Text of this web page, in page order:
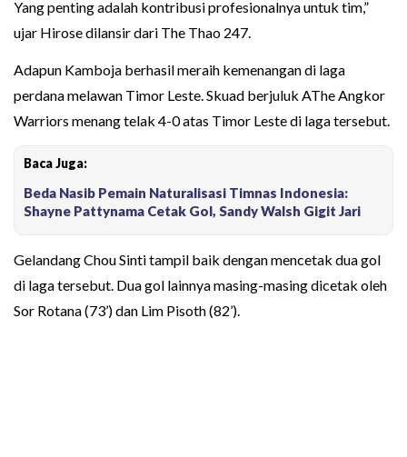
Yang penting adalah kontribusi profesionalnya untuk tim,”
ujar Hirose dilansir dari The Thao 247.
Adapun Kamboja berhasil meraih kemenangan di laga
perdana melawan Timor Leste. Skuad berjuluk AThe Angkor
Warriors menang telak 4-0 atas Timor Leste di laga tersebut.
Baca Juga:
Beda Nasib Pemain Naturalisasi Timnas Indonesia:
Shayne Pattynama Cetak Gol, Sandy Walsh Gigit Jari
Gelandang Chou Sinti tampil baik dengan mencetak dua gol
di laga tersebut. Dua gol lainnya masing-masing dicetak oleh
Sor Rotana (73’) dan Lim Pisoth (82’).